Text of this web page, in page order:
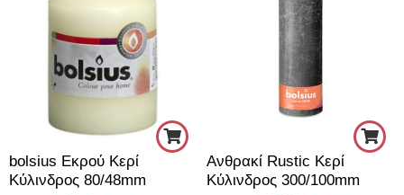
bolsius Εκρού Κερί
Κύλινδρος 80/48mm
Aνθρακί Rustic Κερί
Kύλινδρος 300/100mm